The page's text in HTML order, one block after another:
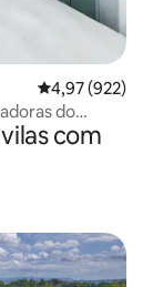
4,97 de uma
4,97 (922)
do
com